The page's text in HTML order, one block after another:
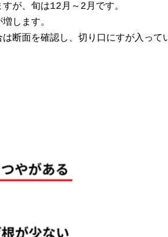
が、旬は12月～2月です。
します。
断面を確認し、切り口にすが入って